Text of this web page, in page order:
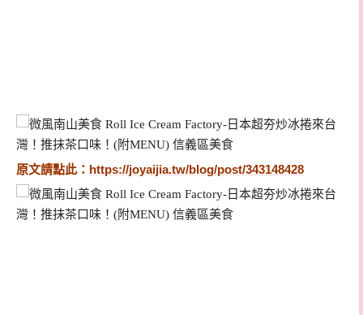
原文請點此： https://joyaijia.tw/blog/post/343148428